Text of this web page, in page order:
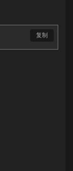
复制